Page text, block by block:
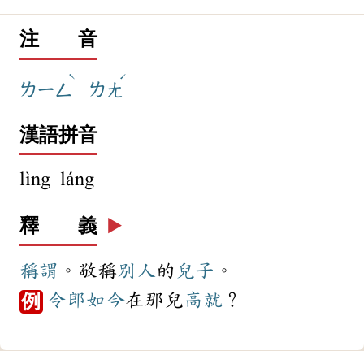
注 音
ㄌㄧㄥ
ˋ
ㄌㄤ
ˊ
漢語拼音
lìng láng
釋 義 ▶️
稱謂 。敬稱別人 的 兒子 。
例 令郎如今在那兒 高就 ？